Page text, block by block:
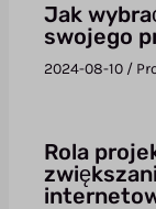
Jak
swojego
2024-08-10 /
Rola